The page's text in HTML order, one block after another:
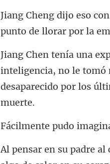
igencia, no le tomó
desapar